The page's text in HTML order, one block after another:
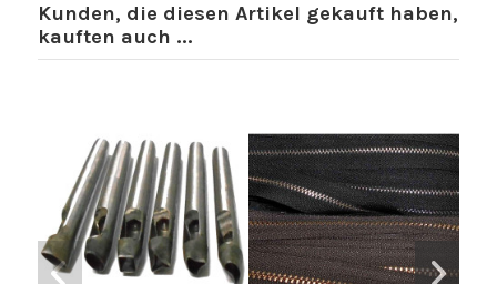
Kunden, die diesen Artikel gekauft haben,
kauften auch ...